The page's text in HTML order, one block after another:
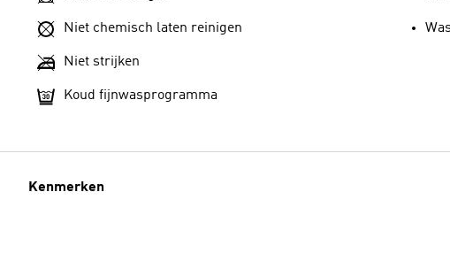
Niet chemisch laten reinigen
Niet strijken
Koud fijnwasprogramma
Kenmerken